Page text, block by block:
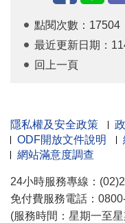
點閱次數：17504
最近更新日期：
回上一頁
隱私權及安全政策
ODF開放文件說明
網站滿意度調查
24小時服務專線：
免付費服務電話：
(服務時間：星期一至